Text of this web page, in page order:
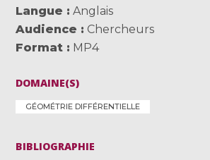
Langue
Anglais
Audience
Chercheurs
Format
MP4
DOMAINE(S)
GÉOMÉTRIE DIFFÉRENTIELLE
BIBLIOGRAPHIE